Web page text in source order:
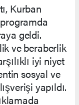
Kurban
geldi.
ve beraberlik
iyi niyet
sosyal ve
yapıldı.